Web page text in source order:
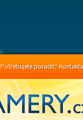
Potřebujete poradit?